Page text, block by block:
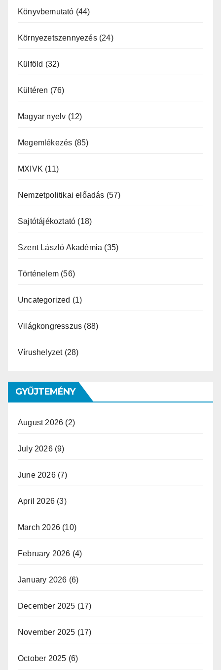
Könyvbemutató (44)
Környezetszennyezés(24)
Külföld (32)
Kültéren (76)
Magyar nyelv (12)
Megemlékezés (85)
MXIVK (11)
Nemzetpolitikai előadás (57)
Sajtótájékoztató (18)
Szent László Akadémia (35)
Történelem (56)
Uncategorized (1)
Világkongresszus (88)
Vírushelyzet(28)
GYŰJTEMÉNY
August 2026 (2)
July 2026(9)
June 2026(7)
April 2026 (3)
March 2026 (10)
February 2026 (4)
January 2026 (6)
December 2025 (17)
November 2025 (17)
October 2025 (6)